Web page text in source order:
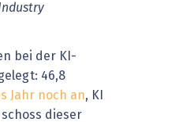
bei der KI-
46,8
Jahr noch an, KI
dieser